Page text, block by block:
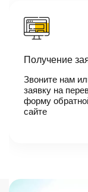
менеджер-
свяжется с
вами,
согласует
детали
Получение
Звоните нам
заявку на
форму
сайте